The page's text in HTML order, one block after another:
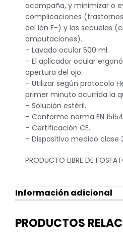
acompaña, y minimizar o
complicaciones
del ión F-) y las secuelas
amputaciones).
– Lavado ocular 500 ml.
– El aplicador ocular
apertura del ojo.
– Utilizar según protocolo
primer minuto ocurrida la
– Solución estéril.
– Conforme norma EN
– Certificación CE.
– Dispositivo medico clase
PRODUCTO LIBRE DE
Información adicional
PRODUCTOS